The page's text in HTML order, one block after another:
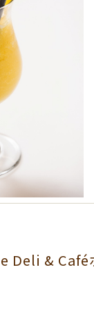
Deli & Café